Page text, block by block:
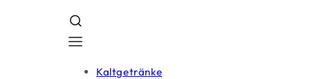
Kaltgetränke